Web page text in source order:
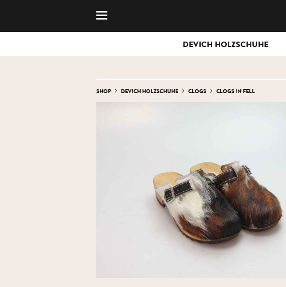
DEVICH HOLZSCHUHE
SHOP DEVICH HOLZSCHUHE CLOGS CLOGS IN FELL